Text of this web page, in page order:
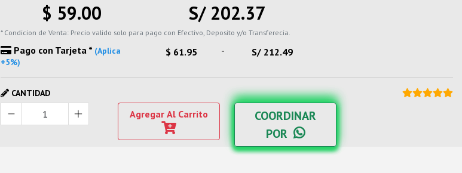
$ 59.00 S/ 202.37
* Condicion de Venta: Precio valido solo para pago con Efectivo, Deposito y/o Transferecia.
Pago con Tarjeta * (Aplica
+5%)
$ 61.95 - S/ 212.49
CANTIDAD
Agregar Al Carrito
COORDINAR
POR